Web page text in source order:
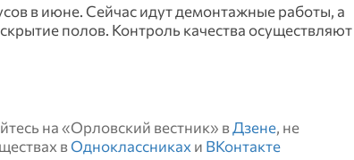
в июне. Сейчас идут демонтажные работы, а
полов. Контроль качества осуществляют
на «Орловский вестник» в Дзене, не
вОдноклассниках и ВКонтакте